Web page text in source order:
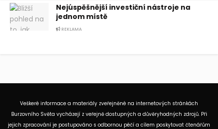
Nejúspěšnější investiční nástroje na
jednom místě
REKLAMA
Veškeré informace a materiály zveřejněné na internetových stránkách
Burzovního Světa vycházejí z veřejně dostupných a důvěryhodných zdrojů. Při
jejich zpracování je postupováno s odbornou péčí a cílem poskytovat čtenářům